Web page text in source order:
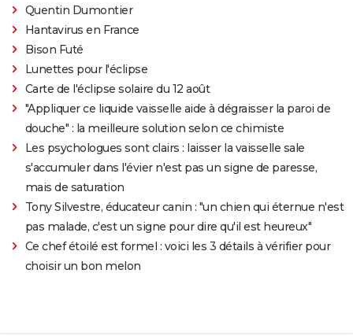
Quentin Dumontier
Hantavirus en France
Bison Futé
Lunettes pour l'éclipse
Carte de l'éclipse solaire du 12 août
"Appliquer ce liquide vaisselle aide à dégraisser la paroi de
douche" : la meilleure solution selon ce chimiste
Les psychologues sont clairs : laisser la vaisselle sale
s'accumuler dans l'évier n'est pas un signe de paresse,
mais de saturation
Tony Silvestre, éducateur canin : "un chien qui éternue n'est
pas malade, c'est un signe pour dire qu'il est heureux"
Ce chef étoilé est formel : voici les 3 détails à vérifier pour
choisir un bon melon